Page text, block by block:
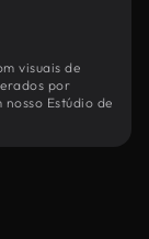
visuais de
por
nosso Estúdio de